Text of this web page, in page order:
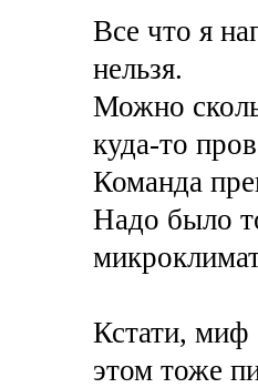
Все что я
нельзя.
Можно
куда-то
Команда
Надо было
Кстати, миф
этом тоже